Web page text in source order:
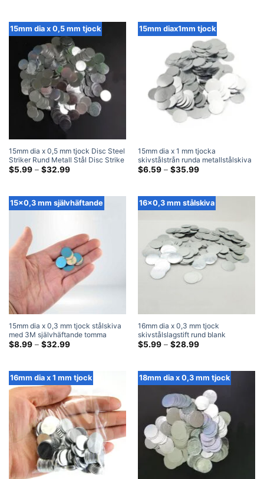
15mm dia x 0,5 mm tjock
15mm dia x 0,5 mm tjock Disc Steel
Striker Rund Metall Stål Disc Strike
Plates
$5.99 – $32.99Prisklass:
15mm diax1mm tjock
15mm dia x 1 mm tjocka
skivstålstrån runda metallstålskiva
slagplåtar
$6.59 – $35.99Prisklass:
15x0,3 mm självhäftande
15mm dia x 0,3 mm tjock stålskiva
med 3M självhäftande tomma
runda metallslagplåtar
$8.99 – $32.99Prisklass:
16x0,3 mm stålskiva
16mm dia x 0,3 mm tjock
skivstålslagstift rund blank
metallstålskivslagskiva
$5.99 – $28.99Prisklass:
16mm dia x 1 mm tjock 18mm dia x 0,3 mm tjock